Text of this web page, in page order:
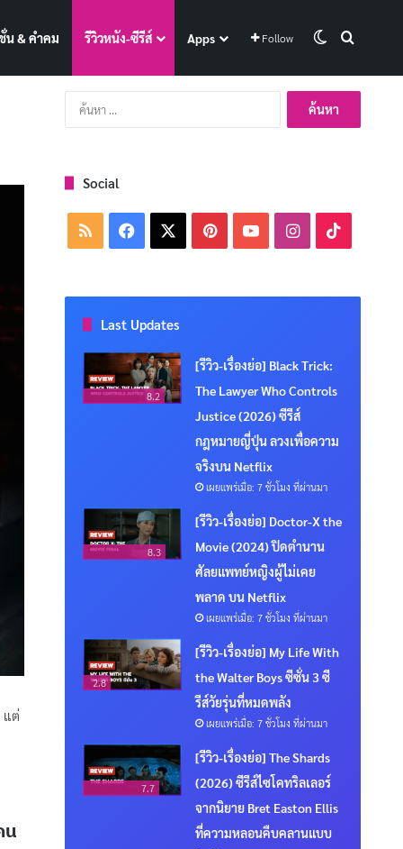
น & คำคม รีวิวหนัง-ซีรีส์ Apps Follow Switch skin
แต่
น
ค้นหา
สำหรับ:
Social
RSS Facebook PinterestYouTubeInstagram
Last Updates
8.2
[รีวิว-เรื่องย่อ] Black Trick:
The Lawyer Who Controls
Justice (2026) ซีรีส์
กฎหมายญี่ปุ่น ลวงเพื่อความ
จริงบน Netflix
เผยแพร่เมื่อ: 7 ชั่วโมง ที่ผ่านมา
8.3
[รีวิว-เรื่องย่อ] Doctor-X the
Movie (2024) ปิดตำนาน
ศัลยแพทย์หญิงผู้ไม่เคย
พลาด บน Netflix
เผยแพร่เมื่อ: 7 ชั่วโมง ที่ผ่านมา
2.8
[รีวิว-เรื่องย่อ] My Life With
the Walter Boys ซีซั่น 3 ซี
รีส์วัยรุ่นที่หมดพลัง
เผยแพร่เมื่อ: 7 ชั่วโมง ที่ผ่านมา
7.7
[รีวิว-เรื่องย่อ] The Shards
(2026) ซีรีส์ไซโคทริลเลอร์
จากนิยาย Bret Easton Ellis
ที่ความหลอนคืบคลานแบบ